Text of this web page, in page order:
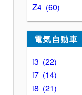
Z4
60
電気自動車
i3
22
i7
14
i8
21